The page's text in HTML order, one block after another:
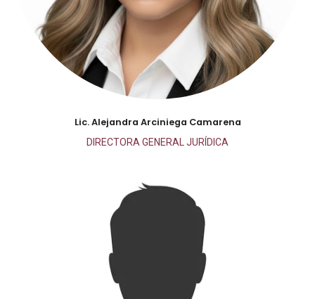
Lic. Alejandra Arciniega Camarena
DIRECTORA GENERAL JURÍDICA